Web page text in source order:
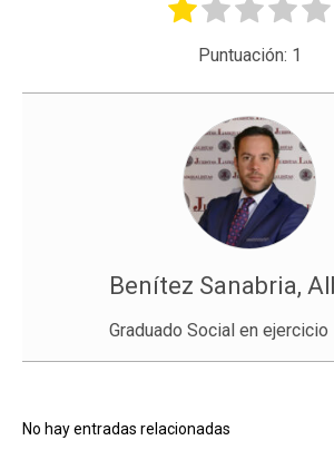
Puntuación: 1
Benítez Sanabria,
Graduado Social en ejercicio
No hay entradas relacionadas